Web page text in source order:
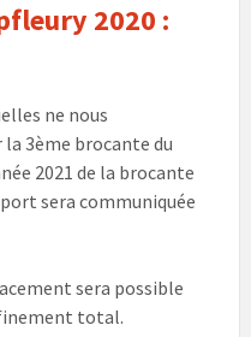
2020 :
ne nous
3ème brocante du
2021 de la brocante
sera communiquée
sera possible
total.